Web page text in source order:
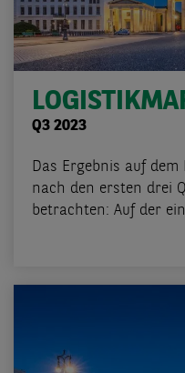
Q3 2023
Das Ergebnis auf
nach den ersten drei
betrachten: Auf der